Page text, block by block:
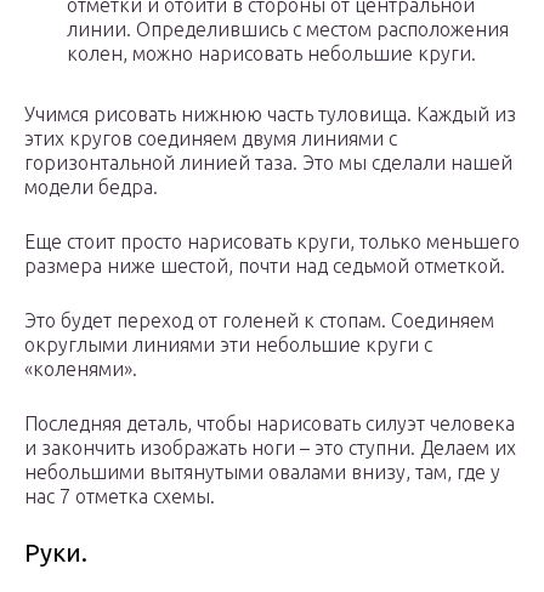
отметки и отойти в стороны от центральной
линии. Определившись с местом расположения
колен, можно нарисовать небольшие круги.
Учимся рисовать нижнюю часть туловища. Каждый из
этих кругов соединяем двумя линиями с
горизонтальной линией таза. Это мы сделали нашей
модели бедра.
Еще стоит просто нарисовать круги, только меньшего
размера ниже шестой, почти над седьмой отметкой.
Это будет переход от голеней к стопам. Соединяем
округлыми линиями эти небольшие круги с
«коленями».
Последняя деталь, чтобы нарисовать силуэт человека
и закончить изображать ноги – это ступни. Делаем их
небольшими вытянутыми овалами внизу, там, где у
нас 7 отметка схемы.
Руки.